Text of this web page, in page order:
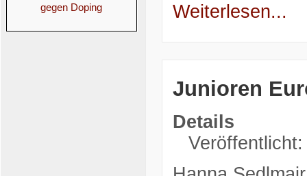
Weiterlesen...
Junioren
Details